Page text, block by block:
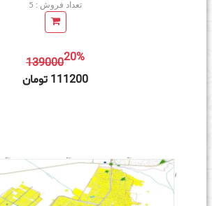
تعداد فروش : 5
13900020%
111200 تومان